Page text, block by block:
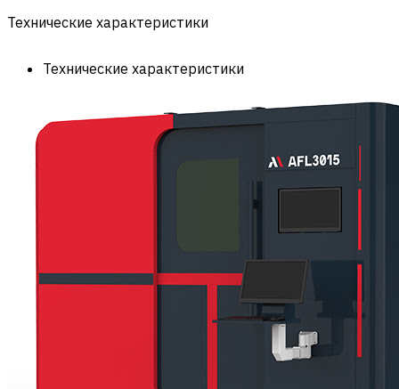
Технические характеристики
Технические характеристики